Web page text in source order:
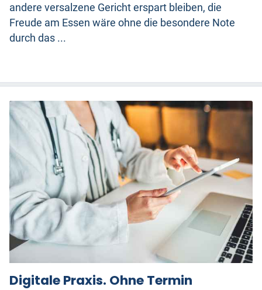
andere versalzene Gericht erspart bleiben, die
Freude am Essen wäre ohne die besondere Note
durch das ...
Digitale Praxis. Ohne Termin